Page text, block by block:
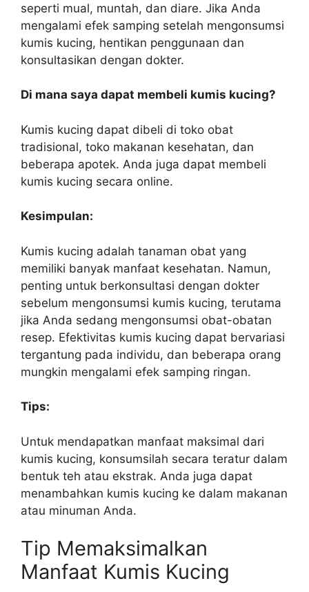
seperti mual, muntah, dan diare. Jika Anda
mengalami efek samping setelah mengonsumsi
kumis kucing, hentikan penggunaan dan
konsultasikan dengan dokter.
Di mana saya dapat membeli kumis kucing?
Kumis kucing dapat dibeli di toko obat
tradisional, toko makanan kesehatan, dan
beberapa apotek. Anda juga dapat membeli
kumis kucing secara online.
Kesimpulan:
Kumis kucing adalah tanaman obat yang
memiliki banyak manfaat kesehatan. Namun,
penting untuk berkonsultasi dengan dokter
sebelum mengonsumsi kumis kucing, terutama
jika Anda sedang mengonsumsi obat-obatan
resep. Efektivitas kumis kucing dapat bervariasi
tergantung pada individu, dan beberapa orang
mungkin mengalami efek samping ringan.
Tips:
Untuk mendapatkan manfaat maksimal dari
kumis kucing, konsumsilah secara teratur dalam
bentuk teh atau ekstrak. Anda juga dapat
menambahkan kumis kucing ke dalam makanan
atau minuman Anda.
Tip Memaksimalkan
Manfaat Kumis Kucing